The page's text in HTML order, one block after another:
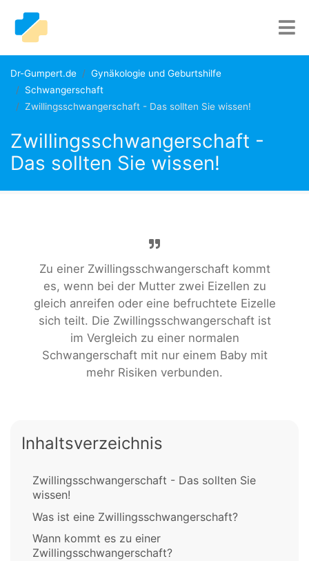
Dr-Gumpert.de
Gynäkologie und Geburtshilfe
Schwangerschaft
Zwillingsschwangerschaft - Das sollten Sie wissen!
Zwillingsschwangerschaft -
Das sollten Sie wissen!
Zu einer Zwillingsschwangerschaft kommt
es, wenn bei der Mutter zwei Eizellen zu
gleich anreifen oder eine befruchtete Eizelle
sich teilt. Die Zwillingsschwangerschaft ist
im Vergleich zu einer normalen
Schwangerschaft mit nur einem Baby mit
mehr Risiken verbunden.
Inhaltsverzeichnis
Zwillingsschwangerschaft - Das sollten Sie
wissen!
Was ist eine Zwillingsschwangerschaft?
Wann kommt es zu einer
Zwillingsschwangerschaft?